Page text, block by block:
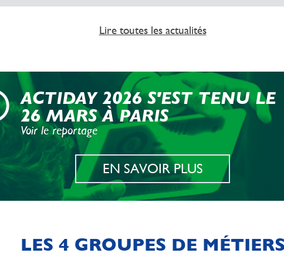
Lire toutes les actualités
ACTIDAY 2026 S'EST TENU LE
26 MARS À PARIS
Voir le reportage
EN SAVOIR PLUS
LES 4 GROUPES DE